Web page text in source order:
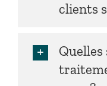
clients